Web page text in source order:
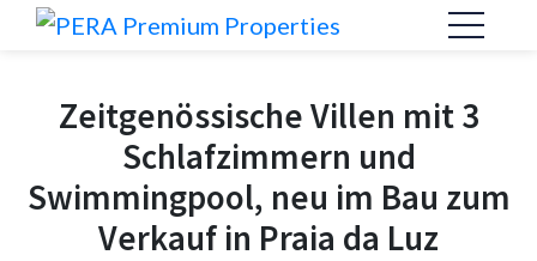
Zeitgenössische Villen mit 3
Schlafzimmern und
Swimmingpool, neu im Bau zum
Verkauf in Praia da Luz